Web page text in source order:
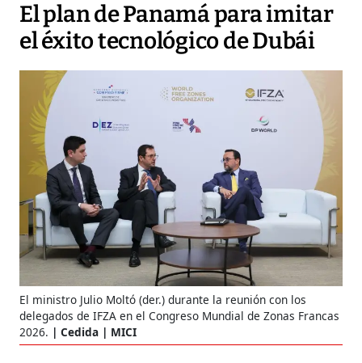
El plan de Panamá para imitar
el éxito tecnológico de Dubái
El ministro Julio Moltó (der.) durante la reunión con los
delegados de IFZA en el Congreso Mundial de Zonas Francas
2026.
Cedida | MICI